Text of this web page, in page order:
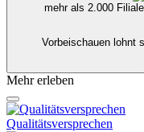
mehr als 2.000
Vorbeischauen lohnt
Mehr erleben
Qualitätsversprechen